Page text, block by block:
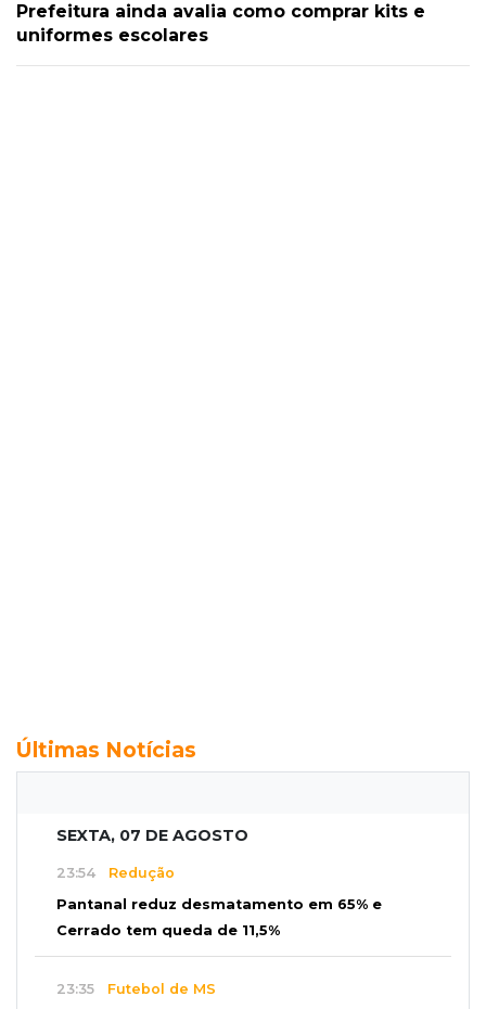
Prefeitura ainda avalia como comprar kits e
uniformes escolares
Últimas Notícias
SEXTA, 07 DE AGOSTO
23:54 Redução
Pantanal reduz desmatamento em 65% e
Cerrado tem queda de 11,5%
23:35 Futebol de MS